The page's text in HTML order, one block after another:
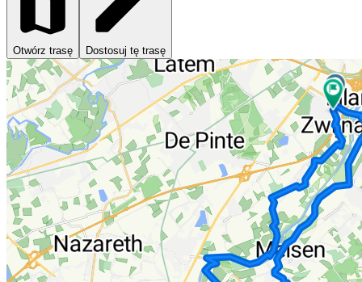
Otwórz trasę Dostosuj tę trasę